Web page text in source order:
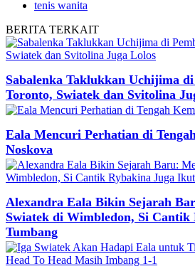
tenis wanita
BERITA TERKAIT
Sabalenka Taklukkan Uchijima
Toronto, Swiatek dan Svitolina
Eala Mencuri Perhatian di
Noskova
Alexandra Eala Bikin Sejarah
Swiatek di Wimbledon, Si
Tumbang